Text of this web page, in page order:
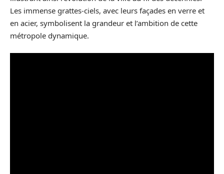
Les immense grattes-ciels, avec leurs façades en verre et
en acier, symbolisent la grandeur et l’ambition de cette
métropole dynamique.